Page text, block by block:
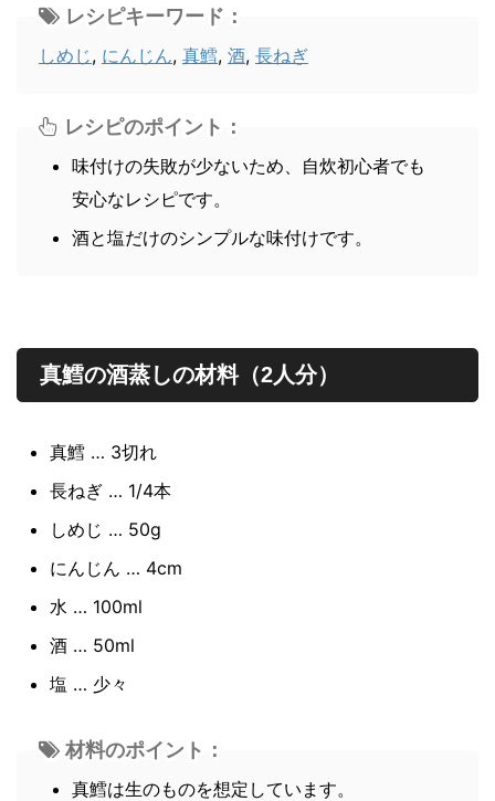
レシピのポイント：
味付けの失敗が少ないため、自炊初心者でも
安心なレシピです。
酒と塩だけのシンプルな味付けです。
レシピキーワード：
しめじ, にんじん, 真鱈, 酒, 長ねぎ
真鱈の酒蒸しの材料（2人分）
真鱈 … 3切れ
長ねぎ … 1/4本
しめじ … 50g
にんじん … 4cm
水 … 100ml
酒 … 50ml
塩 … 少々
材料のポイント：
真鱈は生のものを想定しています。